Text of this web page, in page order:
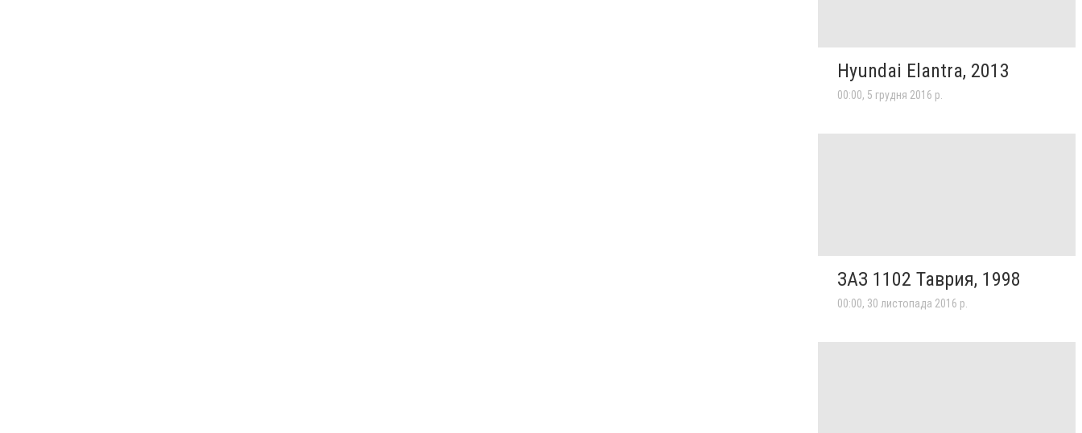
Hyundai Elantra, 2013
00:00, 5 грудня 2016 р.
ЗАЗ 1102 Таврия, 1998
00:00, 30 листопада 2016 р.